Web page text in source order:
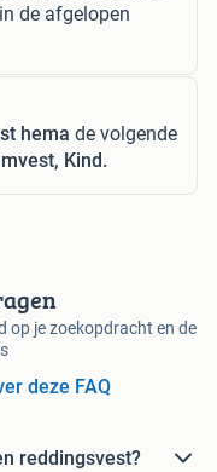
de afgelopen
hema de volgende
Kind.
op je zoekopdracht en de
deze FAQ
reddingsvest?